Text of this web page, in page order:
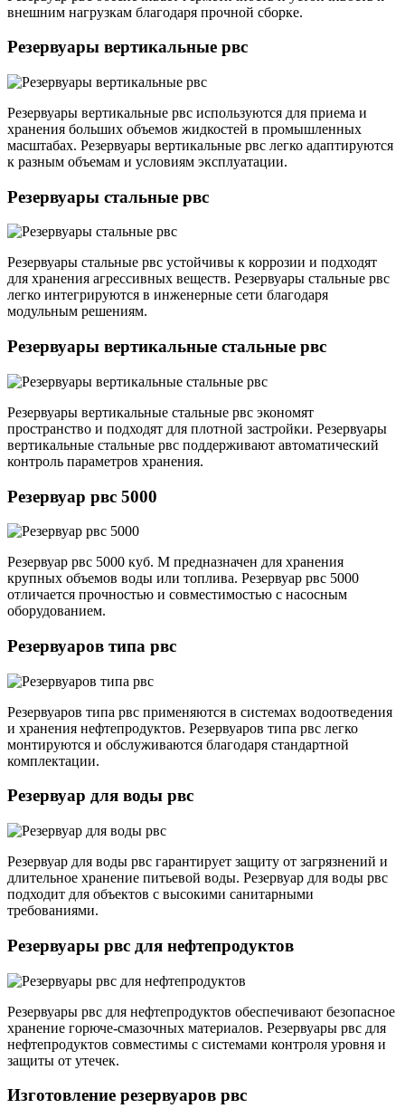
внешним нагрузкам благодаря прочной сборке.
Резервуары вертикальные рвс
Резервуары вертикальные рвс используются для приема и
хранения больших объемов жидкостей в промышленных
масштабах. Резервуары вертикальные рвс легко адаптируются
к разным объемам и условиям эксплуатации.
Резервуары стальные рвс
Резервуары стальные рвс устойчивы к коррозии и подходят
для хранения агрессивных веществ. Резервуары стальные рвс
легко интегрируются в инженерные сети благодаря
модульным решениям.
Резервуары вертикальные стальные рвс
Резервуары вертикальные стальные рвс экономят
пространство и подходят для плотной застройки. Резервуары
вертикальные стальные рвс поддерживают автоматический
контроль параметров хранения.
Резервуар рвс 5000
Резервуар рвс 5000 куб. М предназначен для хранения
крупных объемов воды или топлива. Резервуар рвс 5000
отличается прочностью и совместимостью с насосным
оборудованием.
Резервуаров типа рвс
Резервуаров типа рвс применяются в системах водоотведения
и хранения нефтепродуктов. Резервуаров типа рвс легко
монтируются и обслуживаются благодаря стандартной
комплектации.
Резервуар для воды рвс
Резервуар для воды рвс гарантирует защиту от загрязнений и
длительное хранение питьевой воды. Резервуар для воды рвс
подходит для объектов с высокими санитарными
требованиями.
Резервуары рвс для нефтепродуктов
Резервуары рвс для нефтепродуктов обеспечивают безопасное
хранение горюче-смазочных материалов. Резервуары рвс для
нефтепродуктов совместимы с системами контроля уровня и
защиты от утечек.
Изготовление резервуаров рвс